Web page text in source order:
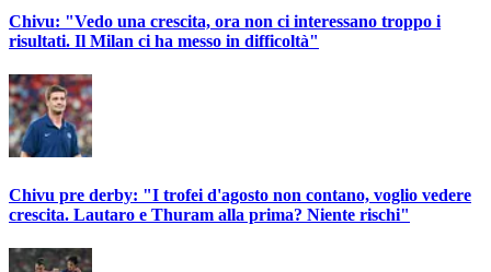
Chivu: "Vedo una crescita, ora non ci interessano troppo i
risultati. Il Milan ci ha messo in difficoltà"
Chivu pre derby: "I trofei d'agosto non contano, voglio vedere
crescita. Lautaro e Thuram alla prima? Niente rischi"